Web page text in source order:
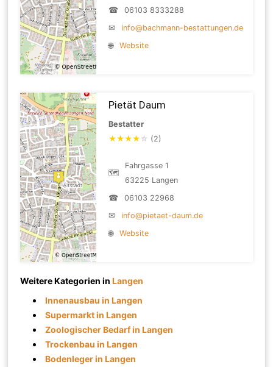
☎
06103 8333288
✉
info@bachmann-bestattungen.de
🌐
Website
Pietät Daum
Bestatter
★★★★ ☆ (2)
🗺
Fahrgasse 1
63225 Langen
☎
06103 22968
✉
info@pietaet-daum.de
🌐
Website
Weitere Kategorien inLangen
Innenausbau in Langen
Supermarkt in Langen
Zoologischer Bedarf in Langen
Trockenbau in Langen
Bodenleger in Langen